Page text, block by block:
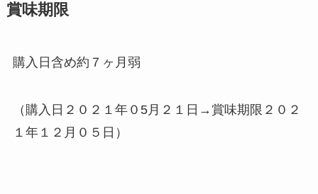
賞味期限
購入日含め約７ヶ月弱
（購入日２０２１年０5月２１日→賞味期限２０２
１年１２月０５日）